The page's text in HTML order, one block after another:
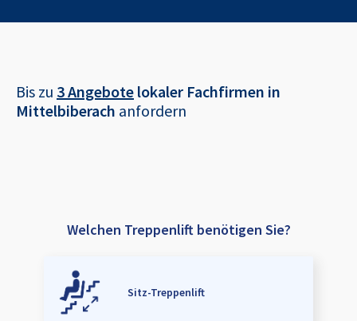
Bis zu 3 Angebote lokaler Fachfirmen in
Mittelbiberach anfordern
Welchen Treppenlift benötigen Sie?
Sitz-Treppenlift